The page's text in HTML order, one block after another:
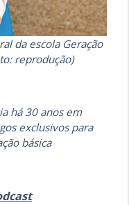
da escola Geração
reprodução)
há 30 anos em
exclusivos para
básica